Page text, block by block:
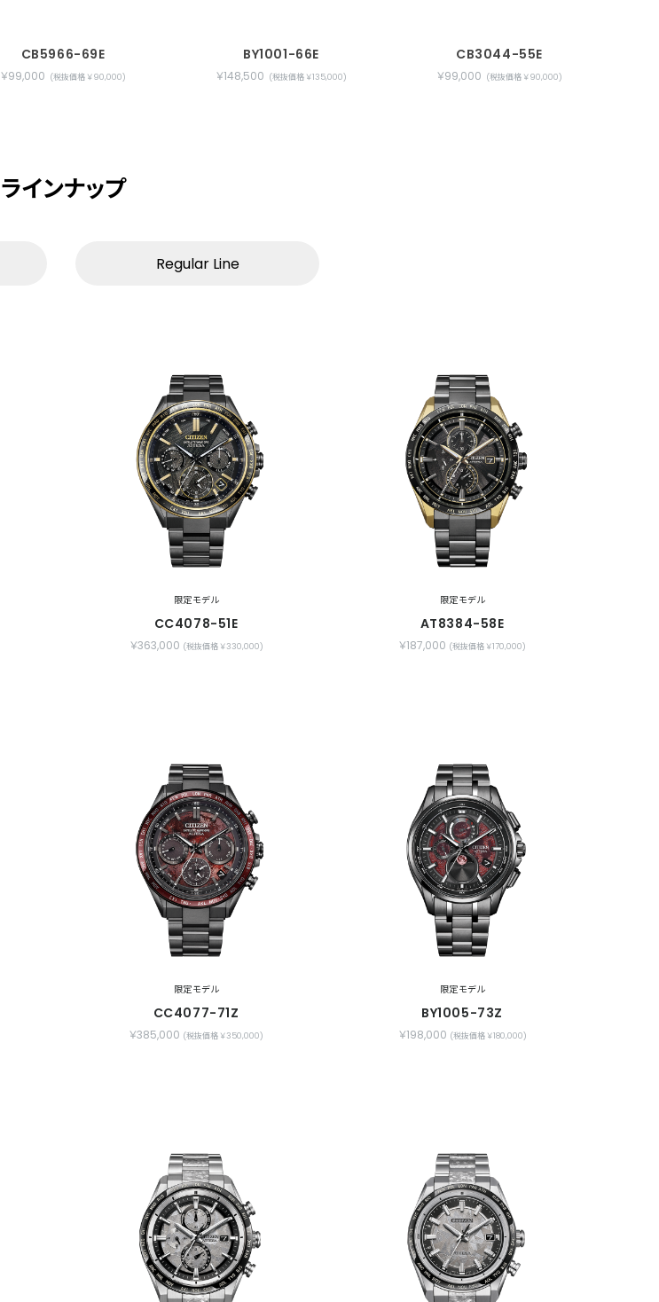
CB5966-69E
￥99,000 (税抜価格 ￥90,000)
BY1001-66E
￥148,500 (税抜価格 ￥135,000)
CB3044-55E
￥99,000 (税抜価格 ￥90,000)
ラインナップ
Regular Line
限定モデル
CC4078-51E
￥363,000 (税抜価格 ￥330,000)
限定モデル
AT8384-58E
￥187,000 (税抜価格 ￥170,000)
限定モデル
CC4077-71Z
￥385,000 (税抜価格 ￥350,000)
限定モデル
BY1005-73Z
￥198,000 (税抜価格 ￥180,000)